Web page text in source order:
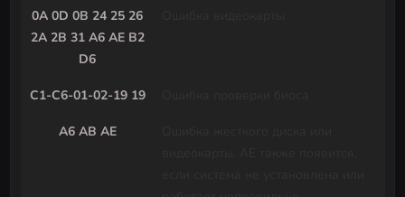
0A 0D 0B 24 25 26
2A 2B 31 A6 AE B2
D6
C1-C6-01-02-19 19
A6 AB AE